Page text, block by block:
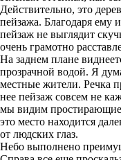
Действительно, это
пейзажа. Благодаря ему
пейзаж не выглядит
очень грамотно
На заднем плане
прозрачной водой. Я
местные жители. Речка
нее пейзаж совсем не
мы видим
это место находится
от людских глаз.
Небо выполнено